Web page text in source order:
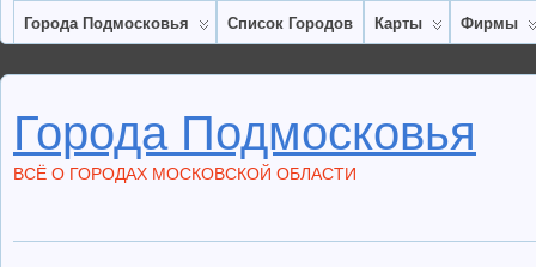
Города Подмосковья Список Городов Карты Фирмы
Города Подмосковья
ВСЁ О ГОРОДАХ МОСКОВСКОЙ ОБЛАСТИ